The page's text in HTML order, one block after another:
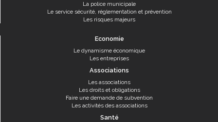
La police municipale
Le service sécurité, réglementation et prévention
Les risques majeurs
Economie
Le dynamisme économique
Les entreprises
Associations
Les associations
Les droits et obligations
Faire une demande de subvention
Les activités des associations
Santé